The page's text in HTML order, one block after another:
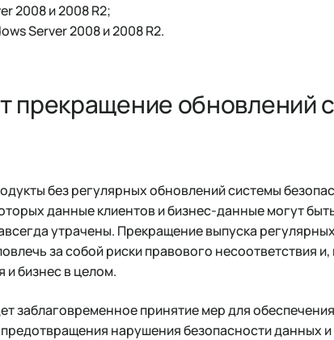
2008 и 2008 R2;
Server 2008 и 2008 R2.
прекращение обновлений
без регулярных обновлений системы
данные клиентов и бизнес-данные могут
утрачены. Прекращение выпуска
за собой риски правового несоответствия и,
и бизнес в целом.
заблаговременное принятие мер для
нарушения безопасности данных и